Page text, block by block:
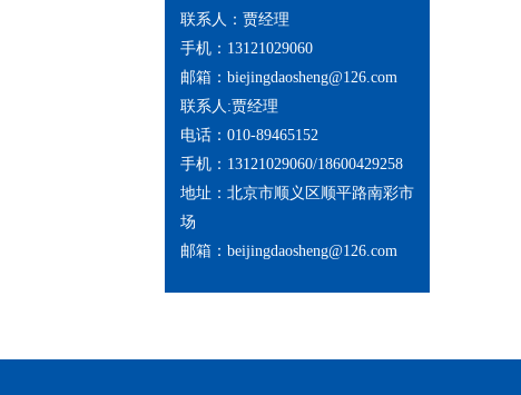
联系人：贾经理
手机：13121029060
邮箱：biejingdaosheng@126.com
联系人:贾经理
电话：010-89465152
手机：13121029060/18600429258
地址：北京市顺义区顺平路南彩市
场
邮箱：beijingdaosheng@126.com